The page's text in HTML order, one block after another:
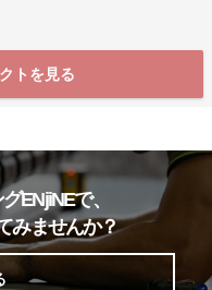
トを見る
ENjiNEで、
みませんか？